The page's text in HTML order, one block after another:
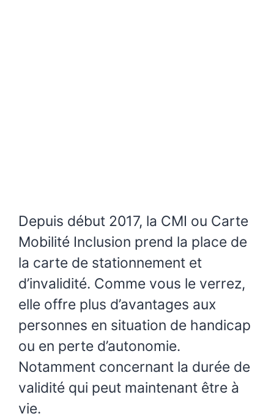
Depuis début 2017, la CMI ou Carte
Mobilité Inclusion prend la place de
la carte de stationnement et
d’invalidité. Comme vous le verrez,
elle offre plus d’avantages aux
personnes en situation de handicap
ou en perte d’autonomie.
Notamment concernant la durée de
validité qui peut maintenant être à
vie.